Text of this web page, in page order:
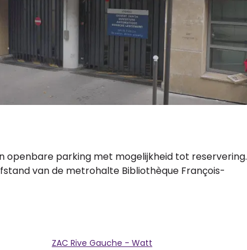
openbare parking met mogelijkheid tot reservering.
van de metrohalte Bibliothèque François-
ZAC Rive Gauche - Watt